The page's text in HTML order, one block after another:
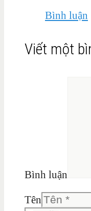
Bình luận
Viết một
Bình luận
Tên